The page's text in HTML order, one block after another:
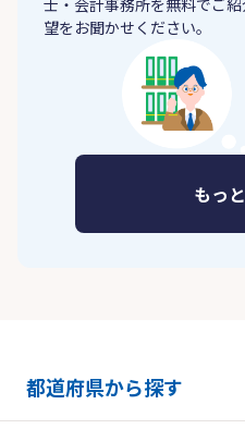
士・会計事務所を無料でご
望をお聞かせください。
もっ
都道府県から探す